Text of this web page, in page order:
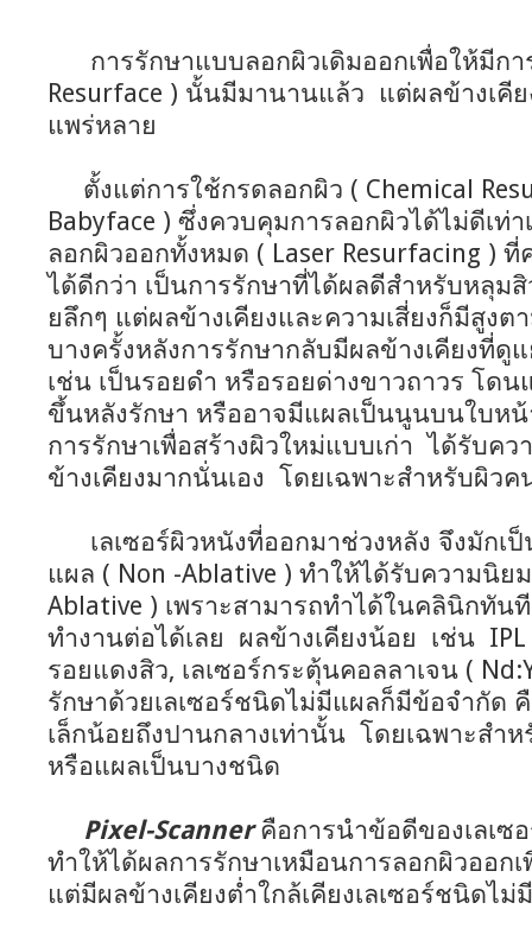
การรักษาแบบลอกผิวเดิมออกเพื่อให้มีกา
Resurface ) นั้นมีมานานแล้ว แต่ผลข้างเคี
แพร่หลาย
ตั้งแต่การใช้กรดลอกผิว ( Chemical
Babyface ) ซึ่งควบคุมการลอกผิวได้ไม่ดีเท่า
ลอกผิวออกทั้งหมด ( Laser Resurfacing )
ได้ดีกว่า เป็นการรักษาที่ได้ผลดีสำหรับหลุม
ยลึกๆ แต่ผลข้างเคียงและความเสี่ยงก็มีสูง
บางครั้งหลังการรักษากลับมีผลข้างเคียงที่ดู
เช่น เป็นรอยดำ หรือรอยด่างขาวถาวร โด
ขึ้นหลังรักษา หรืออาจมีแผลเป็นนูนบนใบห
การรักษาเพื่อสร้างผิวใหม่แบบเก่า ได้รับค
ข้างเคียงมากนั่นเอง โดยเฉพาะสำหรับผิวค
เลเซอร์ผิวหนังที่ออกมาช่วงหลัง จึงมักเ
แผล ( Non -Ablative ) ทำให้ได้รับความนิ
Ablative ) เพราะสามารถทำได้ในคลินิกทัน
ทำงานต่อได้เลย ผลข้างเคียงน้อย เช่น
รอยแดงสิว, เลเซอร์กระตุ้นคอลลาเจน (
รักษาด้วยเลเซอร์ชนิดไม่มีแผลก็มีข้อจำกัด
เล็กน้อยถึงปานกลางเท่านั้น โดยเฉพาะสำ
หรือแผลเป็นบางชนิด
Pixel-Scannerคือการนำข้อดีของเลเซ
ทำให้ได้ผลการรักษาเหมือนการลอกผิวออก
แต่มีผลข้างเคียงต่ำใกล้เคียงเลเซอร์ชนิดไม่